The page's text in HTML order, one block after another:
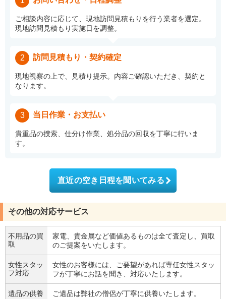
ご相談内容に応じて、現地訪問見積もりを行う業者を選定。
現地訪問見積もり実施日を調整。
2 訪問見積もり・契約確定
現地視察の上で、見積り提示。内容ご確認いただき、契約と
なります。
3 当日作業・お支払い
貴重品の捜索、仕分け作業、処分品の回収を丁寧に行いま
す。
直近の空き日程を聞いてみる
その他の対応サービス
不用品の買
取
家電、貴金属など価値あるものは全て査定し、買取
のご提案をいたします。
女性スタッ
フ対応
女性のお客様には、ご要望があれば専任女性スタッ
フが丁寧にお話を聞き、対応いたします。
遺品の供養 ご遺品は弊社の僧侶が丁寧に供養いたします。